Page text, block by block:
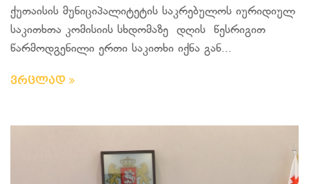
ქუთაისის მუნიციპალიტეტის საკრებულოს იურიდიულ
საკითხთა კომისიის სხდომაზე დღის წესრიგით
წარმოდგენილი ერთი საკითხი იქნა გან...
ვრცლად